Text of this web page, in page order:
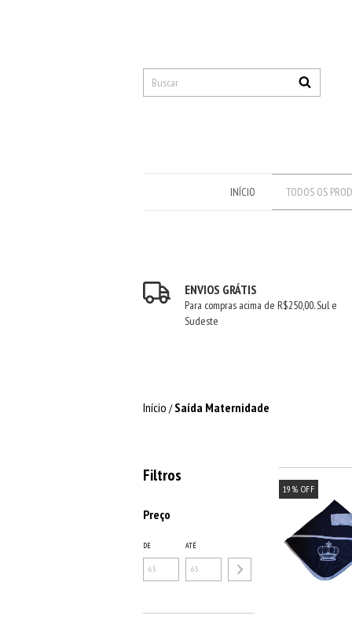
INÍCIO TODOS OS
ENVIOS GRÁTIS
Para compras acima de R$250,00. Sul e
Sudeste
Início / Saída Maternidade
Filtros
Preço
DE ATÉ
19 % OFF